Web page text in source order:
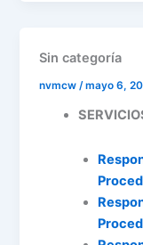
Sin categoría
nvmcw/mayo 6,